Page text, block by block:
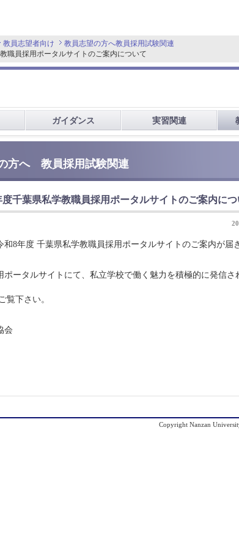
教員志望者向け 教員志望の方へ教員採用試験関連
職員採用ポータルサイトのご案内について
ガイダンス 実習関連
方へ 教員採用試験関連
度千葉県私学教職員採用ポータルサイトのご案内につ
8年度 千葉県私学教職員採用ポータルサイトのご案内が届
ータルサイトにて、私立学校で働く魅力を積極的に発信さ
覧下さい。
会
Copyright Nanzan